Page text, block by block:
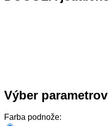
Výber parametrov
Farba podnože: